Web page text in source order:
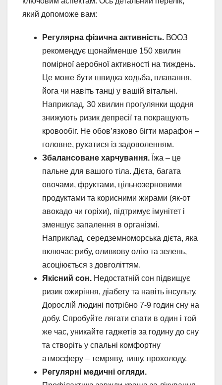
який допоможе вам:
Регулярна фізична активність. ВООЗ
рекомендує щонайменше 150 хвилин
помірної аеробної активності на тиждень.
Це може бути швидка ходьба, плавання,
йога чи навіть танці у вашій вітальні.
Наприклад, 30 хвилин прогулянки щодня
знижують ризик депресії та покращують
кровообіг. Не обов’язково бігти марафон –
головне, рухатися із задоволенням.
Збалансоване харчування. Їжа – це
пальне для вашого тіла. Дієта, багата
овочами, фруктами, цільнозерновими
продуктами та корисними жирами (як-от
авокадо чи горіхи), підтримує імунітет і
зменшує запалення в організмі.
Наприклад, середземноморська дієта, яка
включає рибу, оливкову олію та зелень,
асоціюється з довголіттям.
Якісний сон. Недостатній сон підвищує
ризик ожиріння, діабету та навіть інсульту.
Дорослій людині потрібно 7-9 годин сну на
добу. Спробуйте лягати спати в один і той
же час, уникайте гаджетів за годину до сну
та створіть у спальні комфортну
атмосферу – темряву, тишу, прохолоду.
Регулярні медичні огляди.